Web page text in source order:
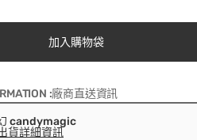
加入購物袋
:廠商直送資訊
candymagic
貨詳細資訊